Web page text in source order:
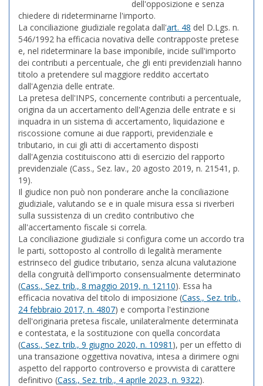
dell'opposizione e senza
chiedere di rideterminarne l'importo.
La conciliazione giudiziale regolata dall'art. 48 del D.Lgs. n.
546/1992 ha efficacia novativa delle contrapposte pretese
e, nel rideterminare la base imponibile, incide sull'importo
dei contributi a percentuale, che gli enti previdenziali hanno
titolo a pretendere sul maggiore reddito accertato
dall'Agenzia delle entrate.
La pretesa dell'INPS, concernente contributi a percentuale,
origina da un accertamento dell'Agenzia delle entrate e si
inquadra in un sistema di accertamento, liquidazione e
riscossione comune ai due rapporti, previdenziale e
tributario, in cui gli atti di accertamento disposti
dall'Agenzia costituiscono atti di esercizio del rapporto
previdenziale (Cass., Sez. lav., 20 agosto 2019, n. 21541, p.
19).
Il giudice non può non ponderare anche la conciliazione
giudiziale, valutando se e in quale misura essa si riverberi
sulla sussistenza di un credito contributivo che
all'accertamento fiscale si correla.
La conciliazione giudiziale si configura come un accordo tra
le parti, sottoposto al controllo di legalità meramente
estrinseco del giudice tributario, senza alcuna valutazione
della congruità dell'importo consensualmente determinato
(Cass., Sez. trib., 8 maggio 2019, n. 12110). Essa ha
efficacia novativa del titolo di imposizione (Cass., Sez. trib.,
24 febbraio 2017, n. 4807) e comporta l'estinzione
dell'originaria pretesa fiscale, unilateralmente determinata
e contestata, e la sostituzione con quella concordata
(Cass., Sez. trib., 9 giugno 2020, n. 10981 ), per un effetto di
una transazione oggettiva novativa, intesa a dirimere ogni
aspetto del rapporto controverso e provvista di carattere
definitivo (Cass., Sez. trib., 4 aprile 2023, n. 9322).